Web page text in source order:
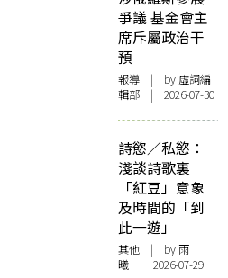
爭議 基金會主
席斥屬政治干
預
報導 | by 虛詞編
輯部 | 2026-07-30
詩慾／私慾：
淺談詩歌裏
「紅豆」意象
及時間的「到
此一遊」
其他 | by 雨
曦 | 2026-07-29